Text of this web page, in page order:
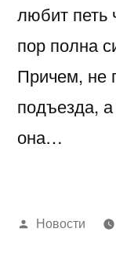
любит петь
пор полна
Причем, не
подъезда,
она…
Написано
Новости